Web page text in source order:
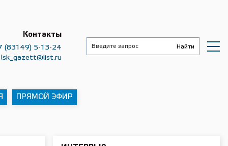
Контакты
(83149) 5-13-24
lsk_gazett@list.ru
ПРЯМОЙ ЭФИР